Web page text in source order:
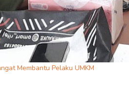
Membantu Pelaku UMKM